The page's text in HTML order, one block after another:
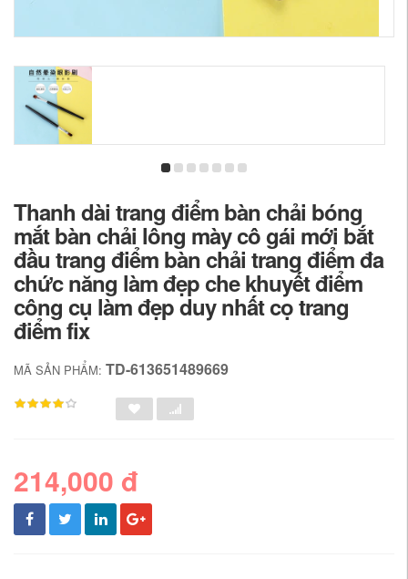
Thanh dài trang điểm bàn chải bóng
mắt bàn chải lông mày cô gái mới bắt
đầu trang điểm bàn chải trang điểm đa
chức năng làm đẹp che khuyết điểm
công cụ làm đẹp duy nhất cọ trang
điểm fix
MÃ SẢN PHẨM: TD-613651489669
214,000 đ